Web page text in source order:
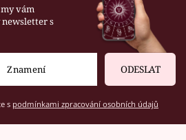
vám
s
ODESLAT
s podmínkami zpracování osobních údajů